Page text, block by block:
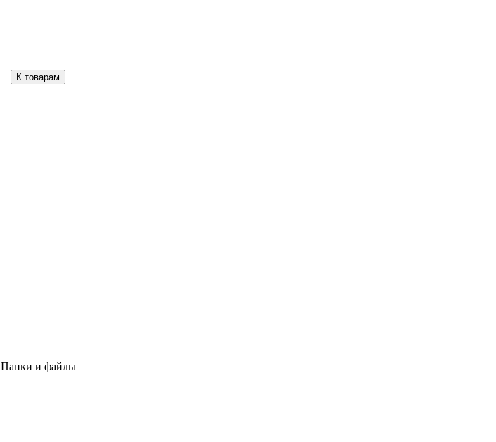
К товарам
Папки и файлы